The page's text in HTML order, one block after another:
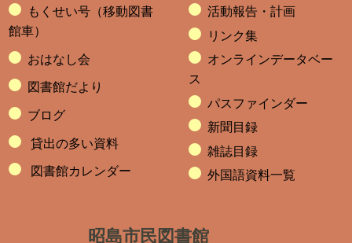
もくせい号（移動図書
館車）
おはなし会
図書館だより
ブログ
貸出の多い資料
図書館カレンダー
活動報告・計画
リンク集
オンラインデータベー
ス
パスファインダー
新聞目録
雑誌目録
外国語資料一覧
昭島市民図書館